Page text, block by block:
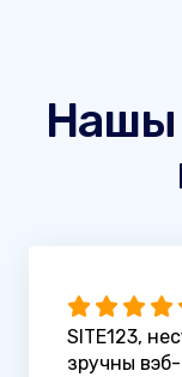
Нашы
SITE123,
зручны